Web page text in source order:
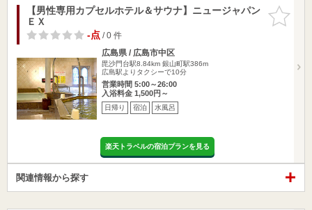
お気に入
りに追加
【男性専用カプセルホテル＆サウナ】ニュージャパン
ＥＸ
-点/ 0 件
広島県 / 広島市中区
毘沙門台駅8.84km 銀山町駅386m
広島駅よりタクシーで10分
営業時間 5:00～26:00
入浴料金 1,500円～
日帰り 宿泊 水風呂
楽天トラベルの宿泊プランを見る
関連情報から探す